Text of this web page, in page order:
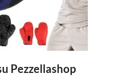
Pezzellashop